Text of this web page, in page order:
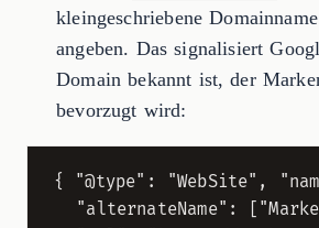
kleingeschriebene
angeben. Das signalisiert
Domain bekannt ist, der
bevorzugt wird:
{ "@type": "WebSite",
"alternateName":